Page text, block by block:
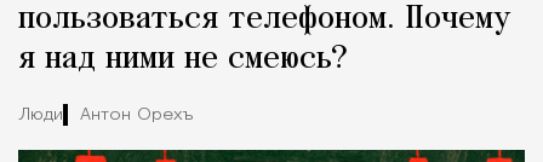
пользоваться телефоном. Почему
я над ними не смеюсь?
Люди Антон Орехъ